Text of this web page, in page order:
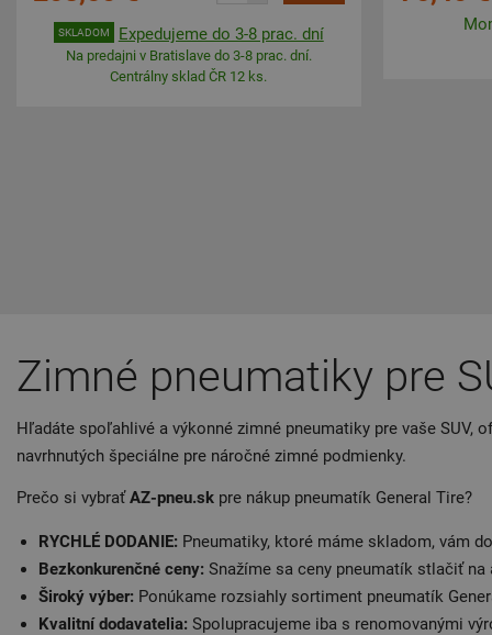
SKLADOM Expedujeme do 3-8 prac. dní
Na predajni v Bratislave do 3-8 prac. dní.
Centrálny sklad ČR 12 ks.
Zimné pneumatiky pre
Hľadáte spoľahlivé a výkonné zimné pneumatiky pre vaše SUV,
navrhnutých špeciálne pre náročné zimné podmienky.
Prečo si vybraťAZ-pneu.sk pre nákup pneumatík General Tire?
RYCHLÉ DODANIE: Pneumatiky, ktoré máme skladom, vám
Bezkonkurenčné ceny: Snažíme sa ceny pneumatík stlačiť
Široký výber: Ponúkame rozsiahly sortiment pneumatík
Kvalitní dodavatelia: Spolupracujeme iba s renomovanými